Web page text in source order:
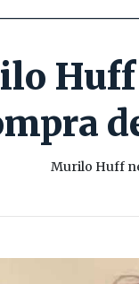
Huff
Murilo Huff